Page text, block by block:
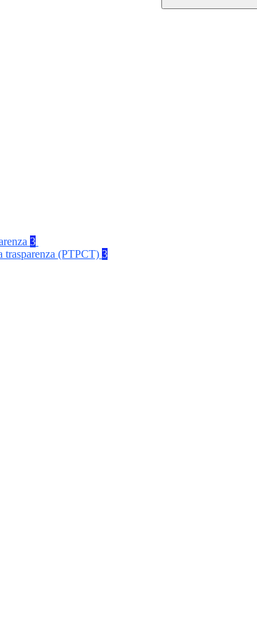
3
trasparenza (PTPCT) 3